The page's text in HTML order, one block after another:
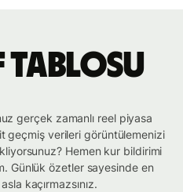
tablosu
gerçek zamanlı reel piyasa
geçmiş verileri görüntülemenizi
Hemen kur bildirimi
Günlük özetler sayesinde en
kaçırmazsınız.